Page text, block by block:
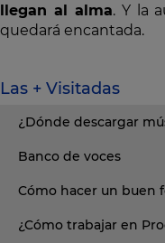
llegan al alma. Y la
quedará encantada.
Las + Visitadas
¿Dónde descargar
Banco de voces
Cómo hacer un buen
¿Cómo trabajar en